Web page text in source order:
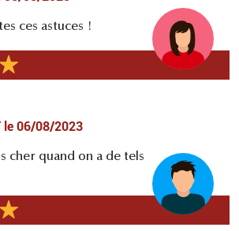
ces astuces !
le 06/08/2023
cher quand on a de tels